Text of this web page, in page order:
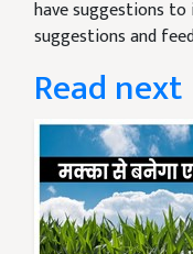
have suggestions
suggestions and
Read next